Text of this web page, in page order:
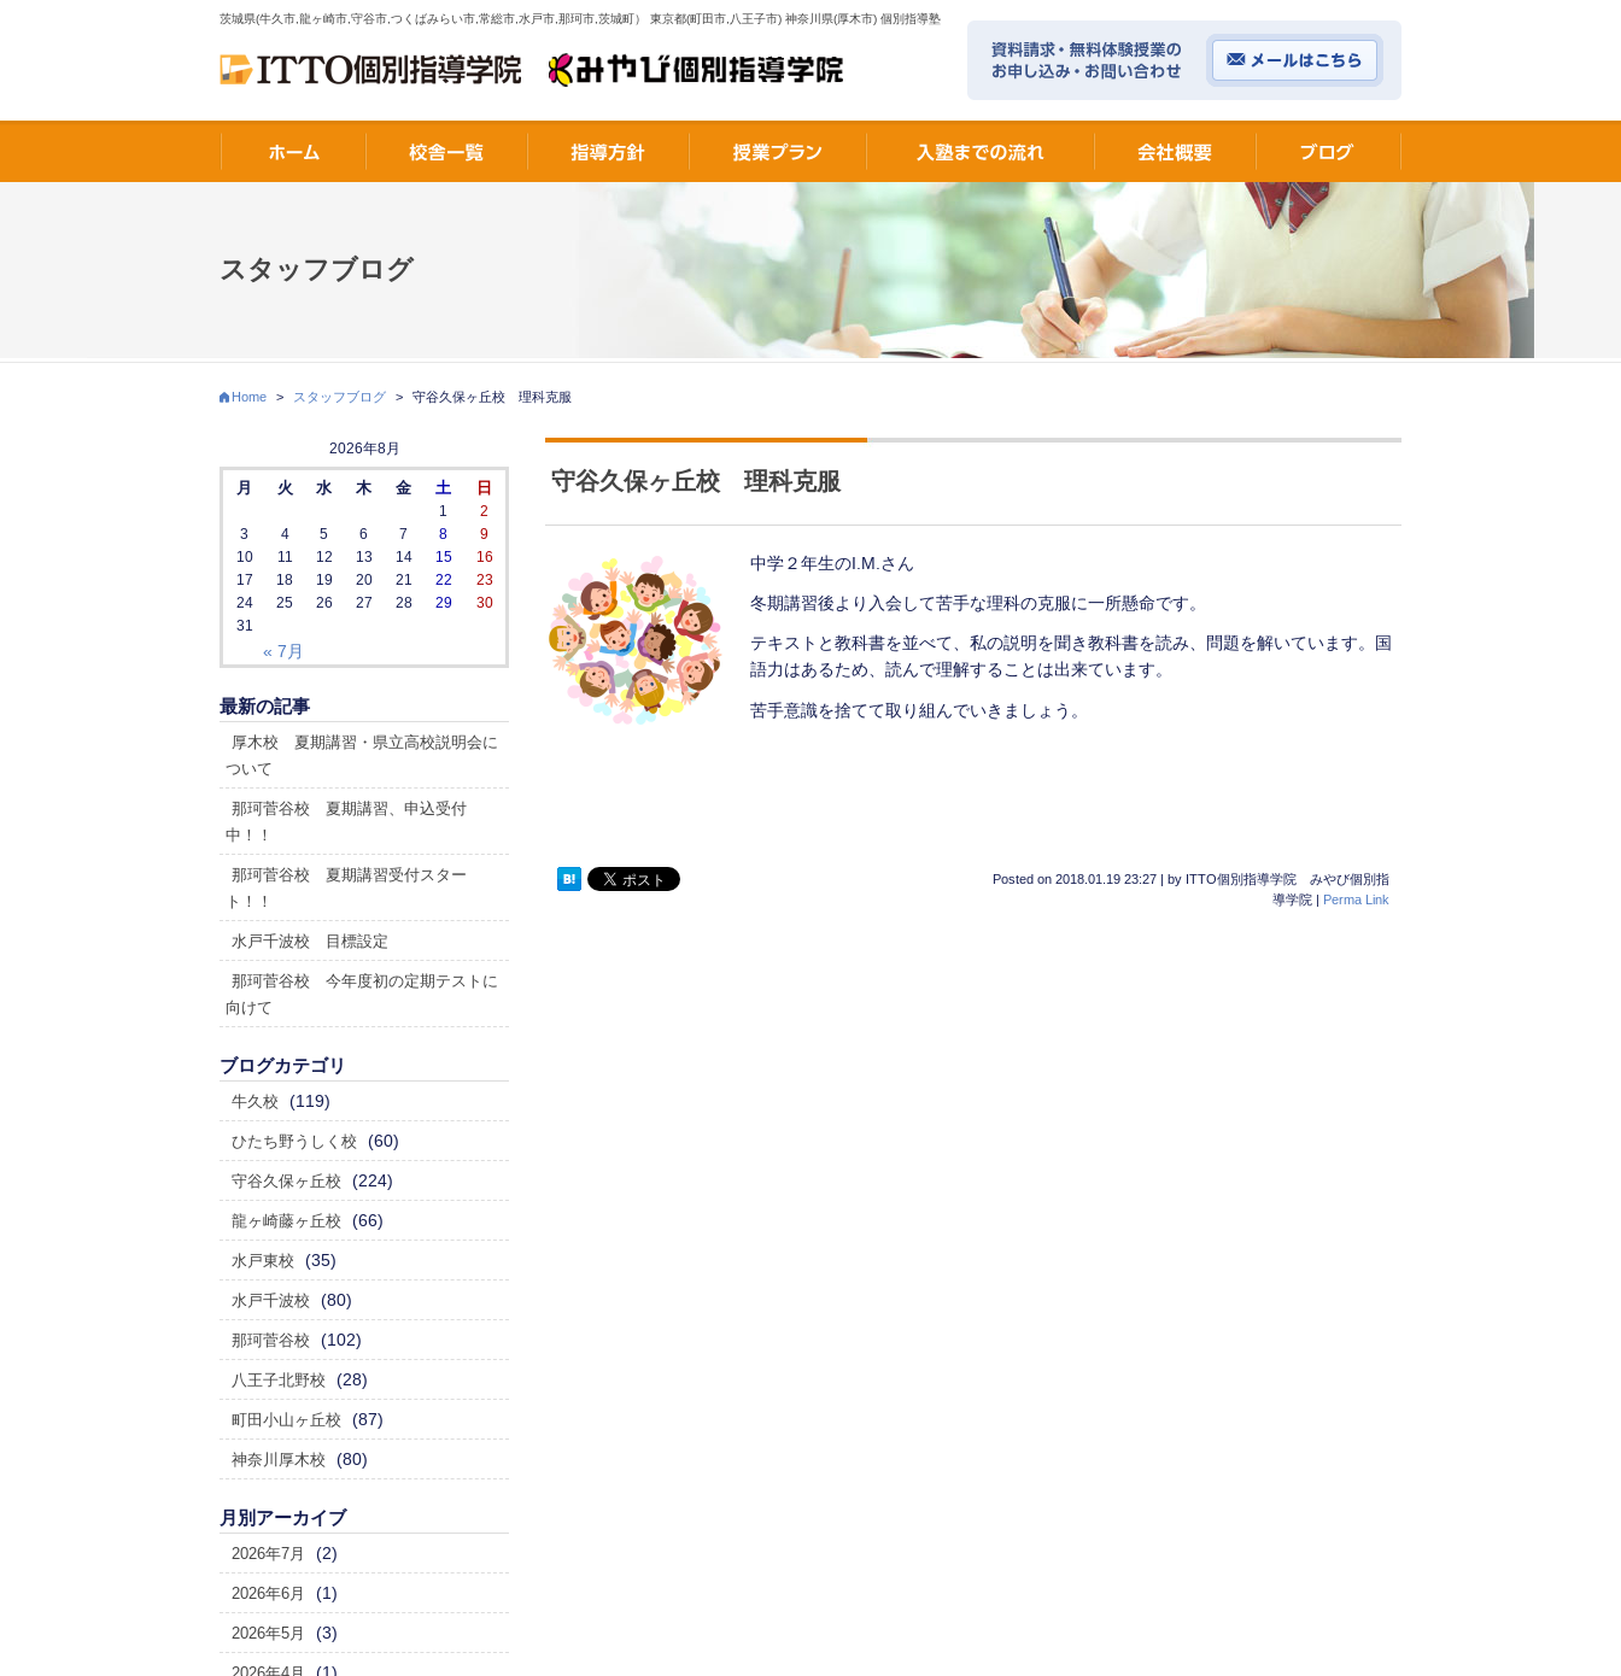
茨城県(牛久市,龍ヶ崎市,守谷市,つくばみらい市,常総市,水戸市,那珂市,茨城町） 東京都(町田市,八王子市) 神奈川県(厚木市) 個別指導塾
スタッフブログ
Home > スタッフブログ > 守谷久保ヶ丘校 理科克服
守谷久保ヶ丘校 理科克服
中学２年生のI.M.さん
冬期講習後より入会して苦手な理科の克服に一所懸命です。
テキストと教科書を並べて、私の説明を聞き教科書を読み、問題を解いています。国
語力はあるため、読んで理解することは出来ています。
苦手意識を捨てて取り組んでいきましょう。
Posted on 2018.01.19 23:27 | by ITTO個別指導学院 みやび個別指
導学院 | Perma Link
2026年8月
月 火 水 木 金 土 日
« 7月
1
2
3
4 5 6 7 8
9
10
11 12 13 14 15
16
17
18 19 20 21 22
23
24
25 26 27 28 29
30
31
最新の記事
厚木校 夏期講習・県立高校説明会に
ついて
那珂菅谷校 夏期講習、申込受付
中！！
那珂菅谷校 夏期講習受付スター
ト！！
水戸千波校 目標設定
那珂菅谷校 今年度初の定期テストに
向けて
ブログカテゴリ
牛久校 (119)
ひたち野うしく校 (60)
守谷久保ヶ丘校 (224)
龍ヶ崎藤ヶ丘校 (66)
水戸東校 (35)
水戸千波校 (80)
那珂菅谷校 (102)
八王子北野校 (28)
町田小山ヶ丘校 (87)
神奈川厚木校 (80)
月別アーカイブ
2026年7月 (2)
2026年6月 (1)
2026年5月 (3)